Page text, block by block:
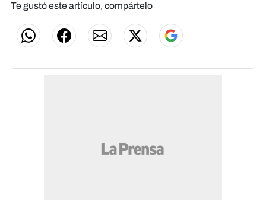
Te gustó este artículo, compártelo